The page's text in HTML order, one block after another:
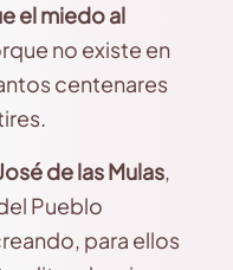
el miedo al
no existe en
centenares
de las Mulas,
Pueblo
para ellos